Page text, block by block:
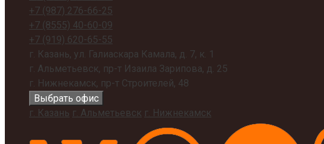
+7 (987) 276-66-25
+7 (8555) 40-60-09
+7 (919) 620-65-55
г. Казань, ул. Галиаскара Камала, д. 7, к. 1
г. Альметьевск, пр-т Изаила Зарипова, д. 25
г. Нижнекамск, пр-т Строителей, 48
Выбрать офис
г. Казань г. Альметьевск г. Нижнекамск